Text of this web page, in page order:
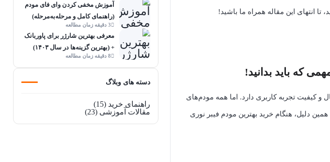
انتهای این مقاله همراه ما باشید!
که باید بدانید!
و کیفیت تجربه کاربری دارد. اما همه مودم‌های
دلیل، هنگام خرید بهترین مودم فیبر نوری
آموزش مخفی کردن وای فای مودم
(راهنمای کامل و مرحله‌به‌مرحله)
3 دقیقه زمان مطالعه
معرفی بهترین شارژر برای پاوربانک
+ (بهترین گزینه‌ها در سال ۱۴۰۳)
8 دقیقه زمان مطالعه
دسته های وبلاگ
راهنمای خرید (15)
مقالات آموزشی (23)